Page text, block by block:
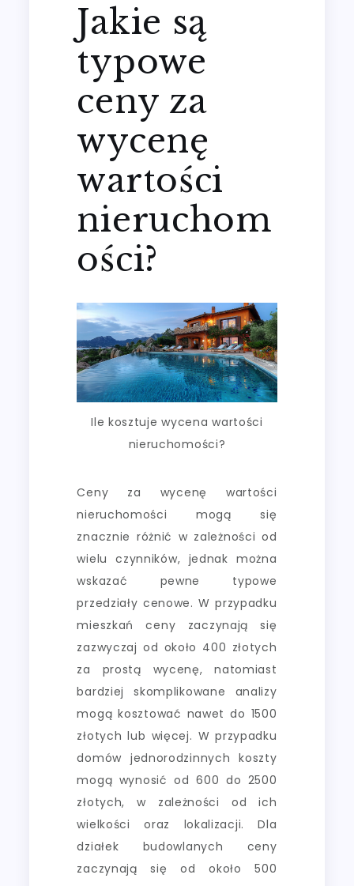
Jakie są
typowe
ceny za
wycenę
wartości
nieruchom
ości?
Ile kosztuje wycena wartości
nieruchomości?
Ceny za wycenę wartości
nieruchomości mogą się
znacznie różnić w zależności od
wielu czynników, jednak można
wskazać pewne typowe
przedziały cenowe. W przypadku
mieszkań ceny zaczynają się
zazwyczaj od około 400 złotych
za prostą wycenę, natomiast
bardziej skomplikowane analizy
mogą kosztować nawet do 1500
złotych lub więcej. W przypadku
domów jednorodzinnych koszty
mogą wynosić od 600 do 2500
złotych, w zależności od ich
wielkości oraz lokalizacji. Dla
działek budowlanych ceny
zaczynają się od około 500